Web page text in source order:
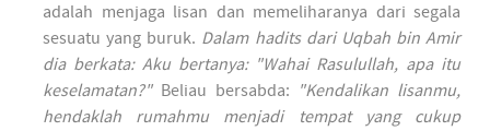
adalah menjaga lisan dan memeliharanya dari segala
sesuatu yang buruk. Dalam hadits dari Uqbah bin Amir
dia berkata: Aku bertanya: "Wahai Rasulullah, apa itu
keselamatan?"Beliau bersabda: "Kendalikan lisanmu,
hendaklah rumahmu menjadi tempat yang cukup